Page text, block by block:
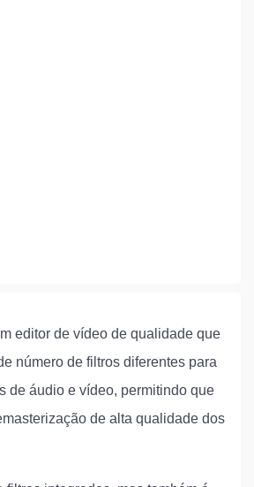
editor de vídeo de qualidade que
número de filtros diferentes para
de áudio e vídeo, permitindo que
de alta qualidade dos